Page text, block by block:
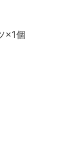
×1個